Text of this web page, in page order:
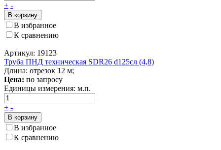
+ -
В корзину
В избранное
К сравнению
Артикул: 19123
Труба ПНД техническая SDR26 d125сл (4,8)
Длина: отрезок 12 м;
Цена: по запросу
Единицы измерения: м.п.
+ -
В корзину
В избранное
К сравнению